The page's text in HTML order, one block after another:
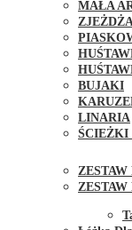
MAŁA
BUJAKI
LINARIA
ŚCIEŻKI